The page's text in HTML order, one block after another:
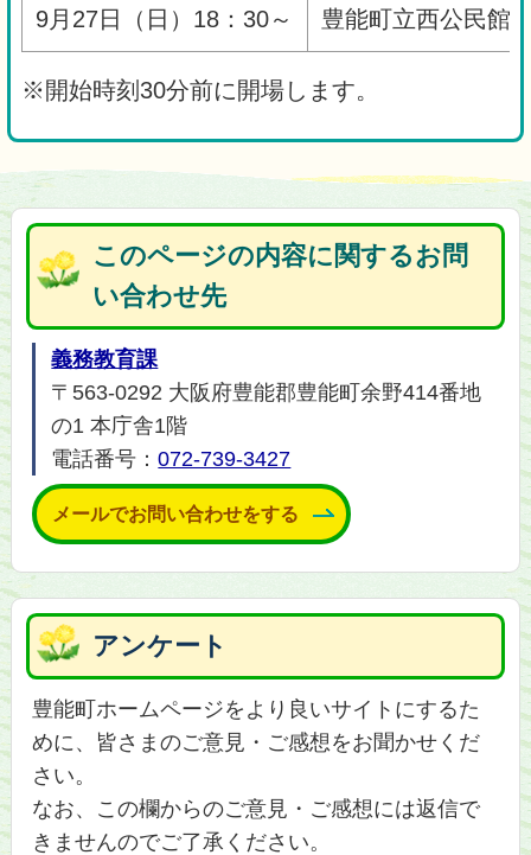
9月27日（日）18：30～ 豊能町立西公民館
※開始時刻30分前に開場します。
このページの内容に関するお問
い合わせ先
義務教育課
〒563-0292 大阪府豊能郡豊能町余野414番地
の1 本庁舎1階
電話番号：072-739-3427
メールでお問い合わせをする
アンケート
豊能町ホームページをより良いサイトにするた
めに、皆さまのご意見・ご感想をお聞かせくだ
さい。
なお、この欄からのご意見・ご感想には返信で
きませんのでご了承ください。